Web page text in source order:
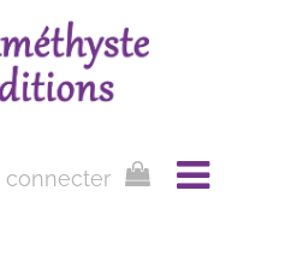
site
connecter